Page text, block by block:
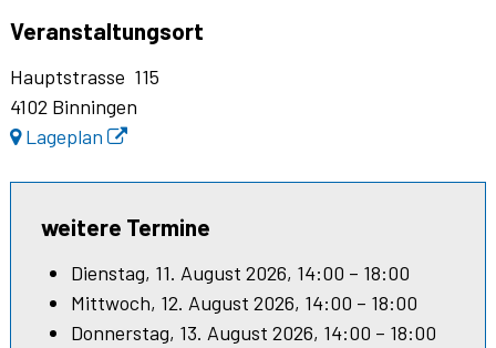
Veranstaltungsort
Hauptstrasse 115
4102 Binningen
Lageplan
weitere Termine
Dienstag, 11. August 2026, 14:00 – 18:00
Mittwoch, 12. August 2026, 14:00 – 18:00
Donnerstag, 13. August 2026, 14:00 – 18:00